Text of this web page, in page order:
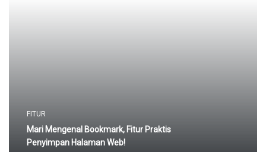
FITUR
Mari Mengenal Bookmark, Fitur Praktis
Penyimpan Halaman Web!